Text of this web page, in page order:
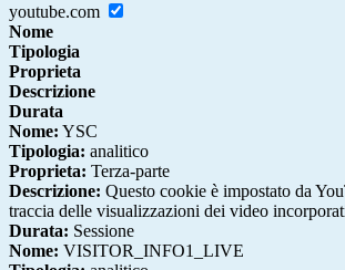
youtube.com
Nome
Tipologia
Proprieta
Descrizione
Durata
Nome: YSC
Tipologia: analitico
Proprieta: Terza-parte
Descrizione: Questo cookie è impostato da
traccia delle visualizzazioni dei video
Durata: Sessione
Nome: VISITOR_INFO1_LIVE